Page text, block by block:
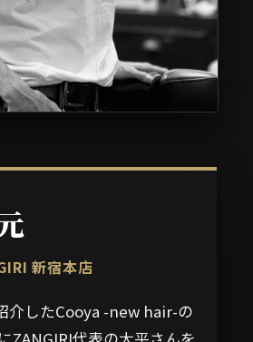
新宿本店
介したCooya -new hair-の